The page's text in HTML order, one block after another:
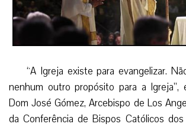
“A Igreja existe para evangelizar.
nenhum outro propósito para a Igreja”,
Dom José Gómez, Arcebispo de Los
da Conferência de Bispos Católicos